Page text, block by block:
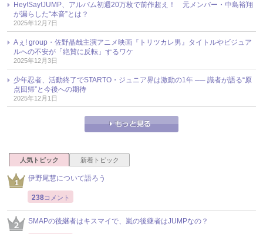
Hey!Say!JUMP、アルバム初週20万枚で前作超え！ 元メンバー・中島裕翔
が漏らした“本音”とは？
2025年12月7日
Aぇ! group・佐野晶哉主演アニメ映画『トリツカレ男』タイトルやビジュア
ルへの不安が「絶賛に反転」するワケ
2025年12月3日
少年忍者、活動終了でSTARTO・ジュニア界は激動の1年 ── 識者が語る“原
点回帰”と今後への期待
2025年12月1日
人気トピック 新着トピック
伊野尾慧について語ろう
238コメント
SMAPの後継者はキスマイで、嵐の後継者はJUMPなの？